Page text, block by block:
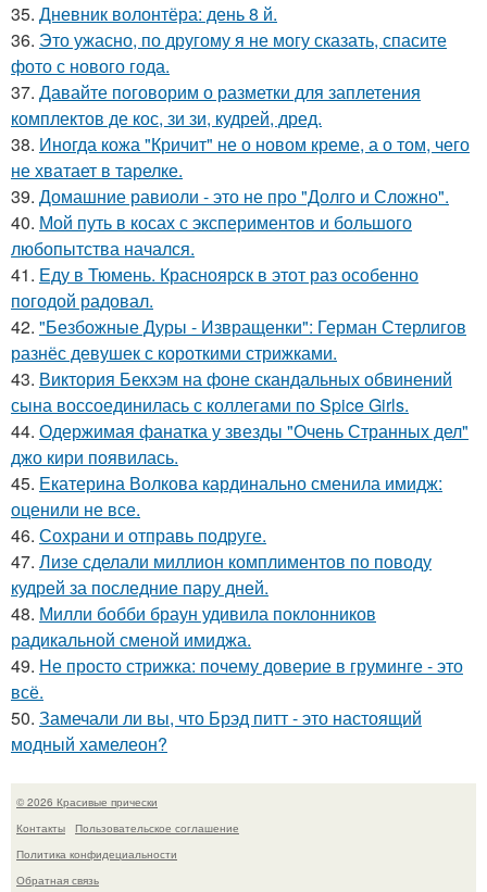
35. Дневник волонтёра: день 8 й.
36. Это ужасно, по другому я не могу сказать, спасите
фото с нового года.
37. Давайте поговорим о разметки для заплетения
комплектов де кос, зи зи, кудрей, дред.
38. Иногда кожа "Кричит" не о новом креме, а о том, чего
не хватает в тарелке.
39. Домашние равиоли - это не про "Долго и Сложно".
40. Мой путь в косах с экспериментов и большого
любопытства начался.
41. Еду в Тюмень. Красноярск в этот раз особенно
погодой радовал.
42. "Безбожные Дуры - Извращенки": Герман Стерлигов
разнёс девушек с короткими стрижками.
43. Виктория Бекхэм на фоне скандальных обвинений
сына воссоединилась с коллегами по Spice Girls.
44. Одержимая фанатка у звезды "Очень Странных дел"
джо кири появилась.
45. Екатерина Волкова кардинально сменила имидж:
оценили не все.
46. Сохрани и отправь подруге.
47. Лизе сделали миллион комплиментов по поводу
кудрей за последние пару дней.
48. Милли бобби браун удивила поклонников
радикальной сменой имиджа.
49. Не просто стрижка: почему доверие в груминге - это
всё.
50. Замечали ли вы, что Брэд питт - это настоящий
модный хамелеон?
© 2026 Красивые прически
Контакты
Пользовательское соглашение
Политика конфидециальности
Обратная связь